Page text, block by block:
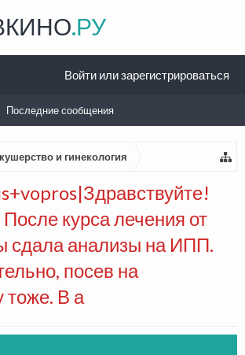
и гинекология
курса лечения от
сдала анализы на ИПП.
посев на
тоже. В а
.РУ
Последние сообщения
Войти или зарегистрироваться